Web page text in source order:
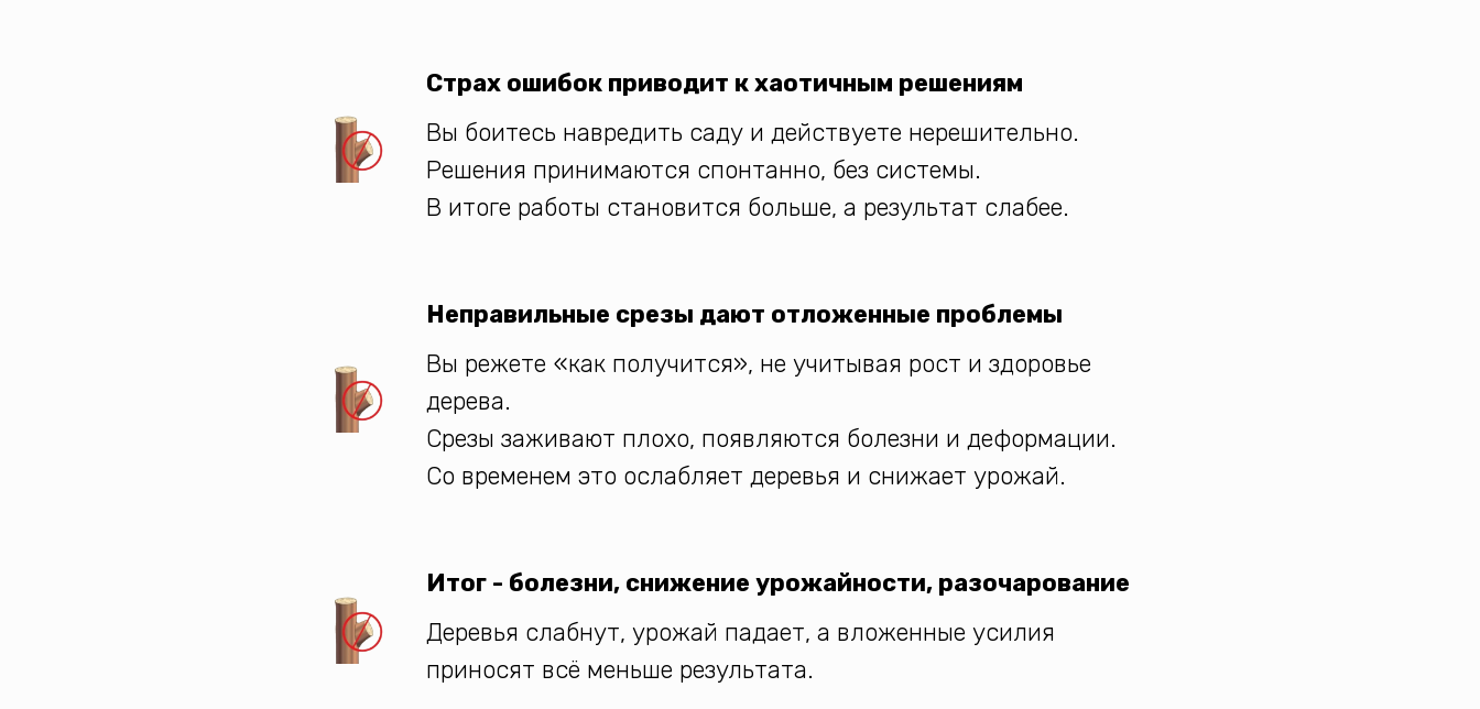
Страх ошибок приводит к хаотичным решениям
Вы боитесь навредить саду и действуете нерешительно.
Решения принимаются спонтанно, без системы.
В итоге работы становится больше, а результат слабее.
Неправильные срезы дают отложенные проблемы
Вы режете «как получится», не учитывая рост и здоровье
дерева.
Срезы заживают плохо, появляются болезни и деформации.
Со временем это ослабляет деревья и снижает урожай.
Итог - болезни, снижение урожайности, разочарование
Деревья слабнут, урожай падает, а вложенные усилия
приносят всё меньше результата.